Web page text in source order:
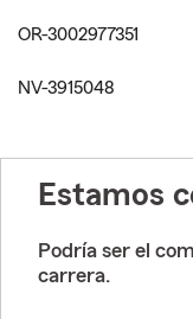
OR-3002977351
NV-3915048
Estamos
Podría ser el
carrera.